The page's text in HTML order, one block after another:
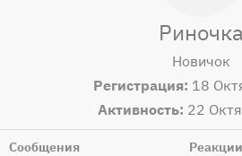
Риночка
Новичок
Регистрация 18
Активность 22
Сообщения Реакции